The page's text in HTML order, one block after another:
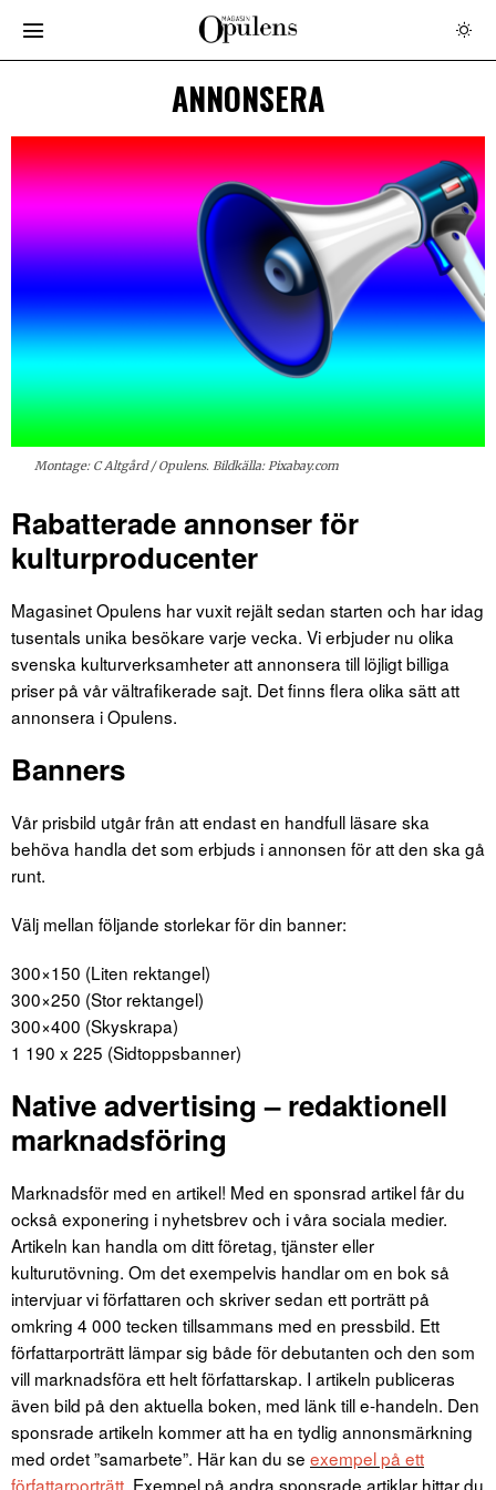
ANNONSERA
Montage: C Altgård / Opulens. Bildkälla: Pixabay.com
Rabatterade annonser för
kulturproducenter
Magasinet Opulens har vuxit rejält sedan starten och har idag
tusentals unika besökare varje vecka. Vi erbjuder nu olika
svenska kulturverksamheter att annonsera till löjligt billiga
priser på vår vältrafikerade sajt. Det finns flera olika sätt att
annonsera i Opulens.
Banners
Vår prisbild utgår från att endast en handfull läsare ska
behöva handla det som erbjuds i annonsen för att den ska gå
runt.
Välj mellan följande storlekar för din banner:
300×150 (Liten rektangel)
300×250 (Stor rektangel)
300×400 (Skyskrapa)
1 190 x 225 (Sidtoppsbanner)
Native advertising – redaktionell
marknadsföring
Marknadsför med en artikel! Med en sponsrad artikel får du
också exponering i nyhetsbrev och i våra sociala medier.
Artikeln kan handla om ditt företag, tjänster eller
kulturutövning. Om det exempelvis handlar om en bok så
intervjuar vi författaren och skriver sedan ett porträtt på
omkring 4 000 tecken tillsammans med en pressbild. Ett
författarporträtt lämpar sig både för debutanten och den som
vill marknadsföra ett helt författarskap. I artikeln publiceras
även bild på den aktuella boken, med länk till e-handeln. Den
sponsrade artikeln kommer att ha en tydlig annonsmärkning
med ordet ”samarbete”. Här kan du se exempel på ett
författarporträtt . Exempel på andra sponsrade artiklar hittar du